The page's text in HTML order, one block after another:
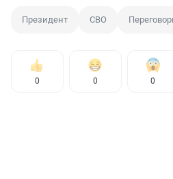
Президент СВО
0 0 0